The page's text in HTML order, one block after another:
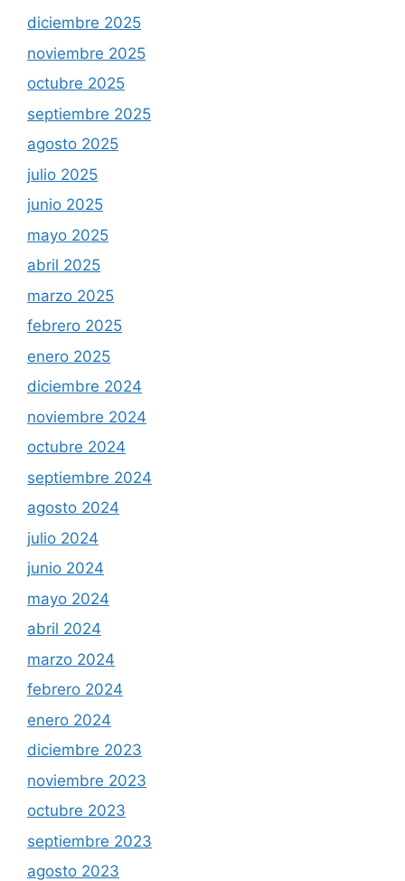
diciembre 2025
noviembre 2025
octubre 2025
septiembre 2025
agosto 2025
julio 2025
junio 2025
mayo 2025
abril 2025
marzo 2025
febrero 2025
enero 2025
diciembre 2024
noviembre 2024
octubre 2024
septiembre 2024
agosto 2024
julio 2024
junio 2024
mayo 2024
abril 2024
marzo 2024
febrero 2024
enero 2024
diciembre 2023
noviembre 2023
octubre 2023
septiembre 2023
agosto 2023